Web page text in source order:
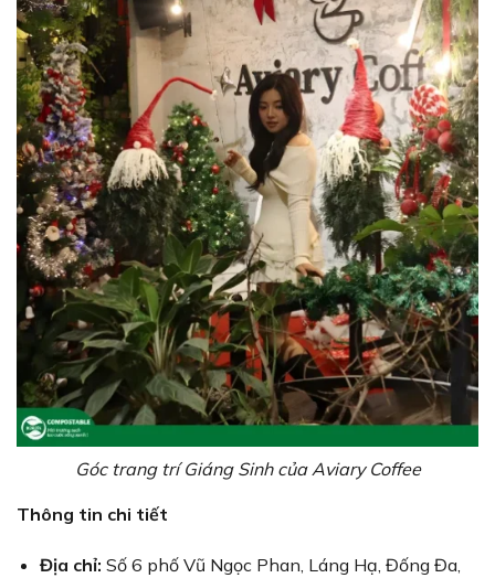
Góc trang trí Giáng Sinh của Aviary Coffee
Thông tin chi tiết
Địa chỉ: Số 6 phố Vũ Ngọc Phan, Láng Hạ, Đống Đa,